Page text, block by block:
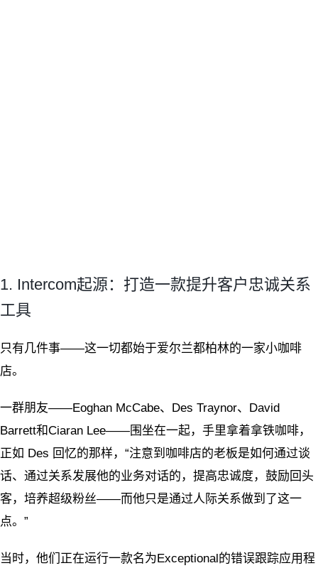
1. Intercom起源：打造一款提升客户忠诚关系
工具
只有几件事——这一切都始于爱尔兰都柏林的一家小咖啡
店。
一群朋友——Eoghan McCabe、Des Traynor、David
Barrett和Ciaran Lee——围坐在一起，手里拿着拿铁咖啡，
正如 Des 回忆的那样，“注意到咖啡店的老板是如何通过谈
话、通过关系发展他的业务对话的，提高忠诚度，鼓励回头
客，培养超级粉丝——而他只是通过人际关系做到了这一
点。”
当时，他们正在运行一款名为Exceptional的错误跟踪应用程